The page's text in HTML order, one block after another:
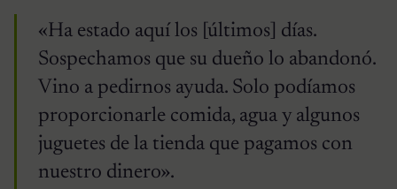
«Ha estado aquí los [últimos] días.
Sospechamos que su dueño lo abandonó.
Vino a pedirnos ayuda. Solo podíamos
proporcionarle comida, agua y algunos
juguetes de la tienda que pagamos con
nuestro dinero».